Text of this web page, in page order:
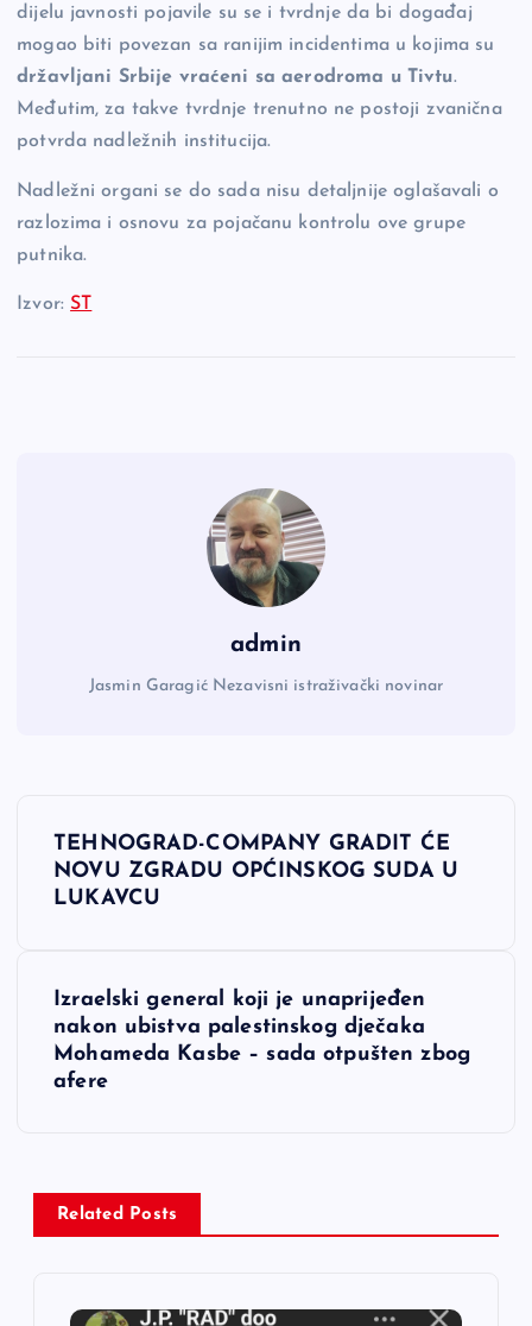
dijelu javnosti pojavile su se i tvrdnje da bi događaj
mogao biti povezan sa ranijim incidentima u kojima su
državljani Srbije vraćeni sa aerodroma u Tivtu.
Međutim, za takve tvrdnje trenutno ne postoji zvanična
potvrda nadležnih institucija.
Nadležni organi se do sada nisu detaljnije oglašavali o
razlozima i osnovu za pojačanu kontrolu ove grupe
putnika.
Izvor: ST
admin
Jasmin Garagić Nezavisni istraživački novinar
NTEHNOGRAD-COMPANY GRADIT ĆE
NOVU ZGRADU OPĆINSKOG SUDA U
LUKAVCU
Izraelski general koji je unaprijeđen
nakon ubistva palestinskog dječaka
Mohameda Kasbe – sada otpušten zbog
afere
Related Posts